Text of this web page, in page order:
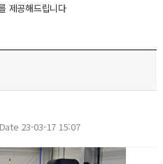
제공해드립니다
Date 23-03-17 15:07